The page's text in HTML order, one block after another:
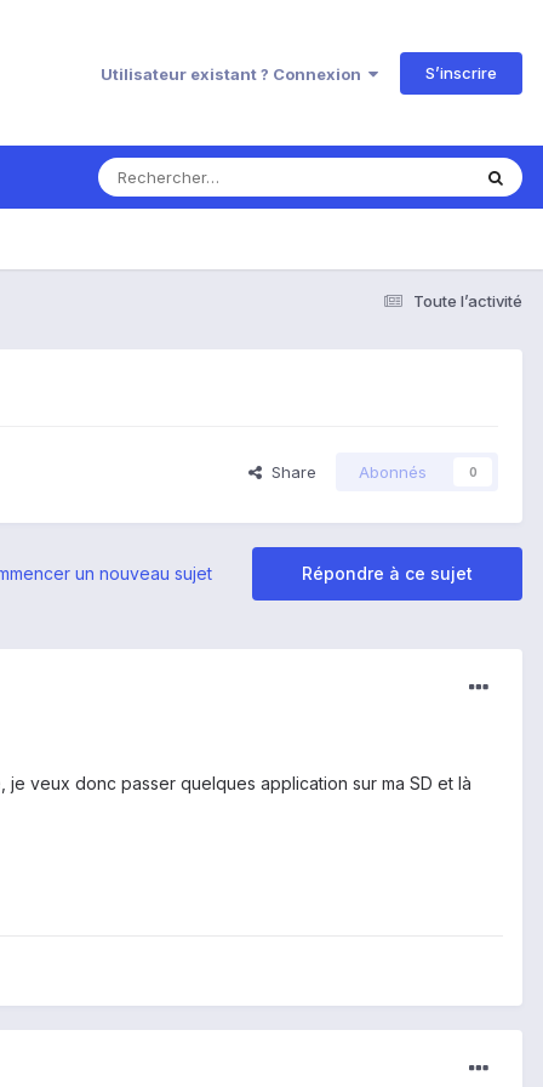
Utilisateur existant ? Connexion S’inscrire
Toute l’activité
Share Abonnés 0
Répondre à ce sujet
un nouveau sujet
veux donc passer quelques application sur ma SD et là